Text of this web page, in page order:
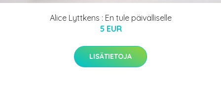
Alice Lyttkens : En tule päivälliselle
5 EUR
LISÄTIETOJA